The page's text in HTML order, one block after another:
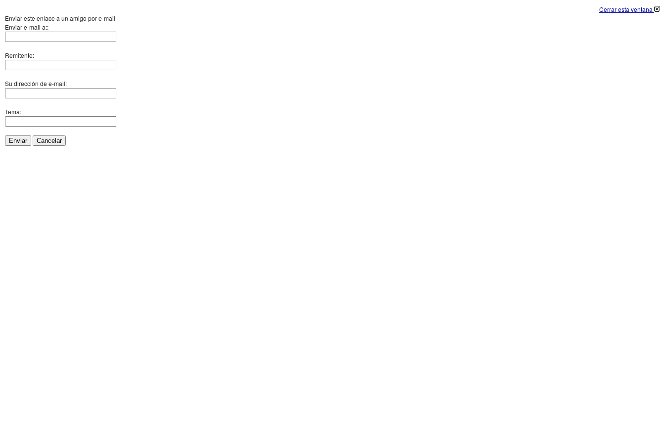
Cerrar esta ventana
Enviar este enlace a un amigo por e-mail
Enviar e-mail a::
Remitente:
Su dirección de e-mail:
Tema:
Enviar Cancelar